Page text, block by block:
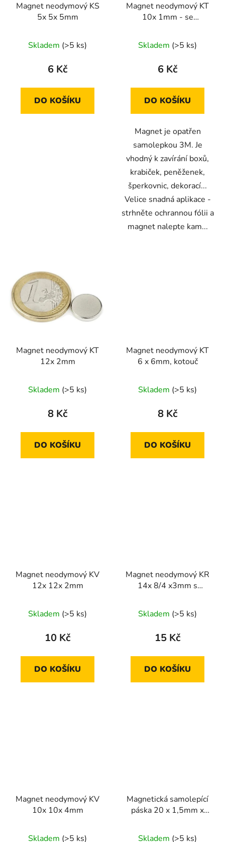
Magnet neodymový KS
5x 5x 5mm
hodnocení
produktu
2,0
z
Skladem (>5 ks)
6 Kč
DO KOŠÍKU
Magnet neodymový KT
10x 1mm - se
Skladem (>5 ks)
6 Kč
DO KOŠÍKU
Magnet je opatřen
samolepkou 3M. Je
vhodný k zavírání boxů,
krabiček, peněženek,
šperkovnic, dekorací...
Velice snadná aplikace -
strhněte ochrannou fólii a
magnet nalepte kam...
Magnet neodymový KT
12x 2mm
Skladem (>5 ks)
8 Kč
DO KOŠÍKU
Magnet neodymový KT
6 x 6mm, kotouč
Skladem (>5 ks)
8 Kč
DO KOŠÍKU
Magnet neodymový KV
12x 12x 2mm
Skladem (>5 ks)
10 Kč
DO KOŠÍKU
Magnet neodymový KR
14x 8/4 x3mm s
Skladem (>5 ks)
15 Kč
DO KOŠÍKU
Magnet neodymový KV
10x 10x 4mm
Skladem (>5 ks)
Magnetická samolepící
páska 20 x 1,5mm x
Skladem (>5 ks)